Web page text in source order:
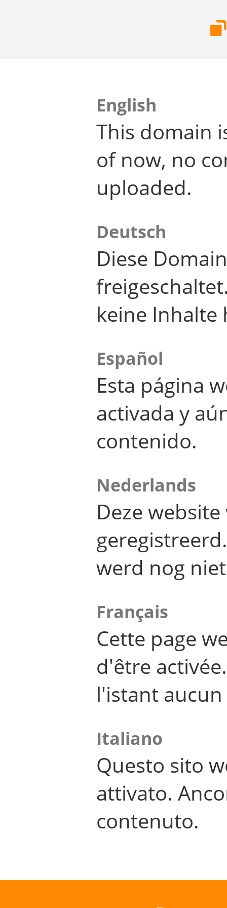
English
This domain
of now, no
uploaded.
Deutsch
Diese
keine Inhalte
Español
Esta página
activada y
contenido.
Nederlands
Deze
werd nog
Français
Cette page
d'être
l'istant
Italiano
Questo sito
attivato.
contenuto.